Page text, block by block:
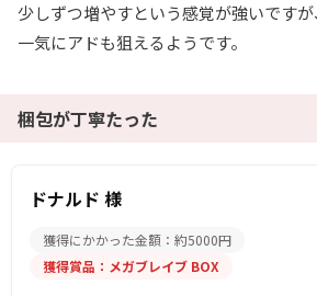
少しずつ増やすという感覚が強いですが
一気にアドも狙えるようです。
梱包が丁寧たった
ドナルド 様
獲得にかかった金額：約5000円
獲得賞品：メガブレイブ BOX